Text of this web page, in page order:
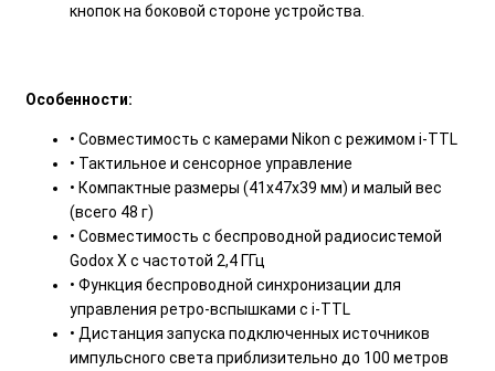
кнопок на боковой стороне устройства.
Особенности:
• Совместимость с камерами Nikon с режимом i-TTL
• Тактильное и сенсорное управление
• Компактные размеры (41х47х39 мм) и малый вес
(всего 48 г)
• Совместимость с беспроводной радиосистемой
Godox X с частотой 2,4 ГГц
• Функция беспроводной синхронизации для
управления ретро-вспышками с i-TTL
• Дистанция запуска подключенных источников
импульсного света приблизительно до 100 метров